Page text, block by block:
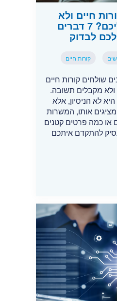
חיים ולא
חוזרים אליכם? 7 דברים
לבדוק
קורות חיים
שולחים קורות חיים
מקבלים תשובה.
לא הניסיון, אלא
אותו, המשרות
או כמה פרטים קטנים
להתקדם איתכם